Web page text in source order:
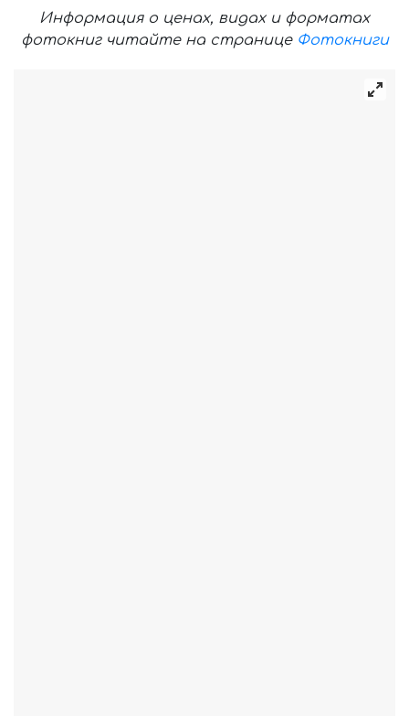
Информация о ценах, видах и форматах
фотокниг читайте на странице Фотокниги